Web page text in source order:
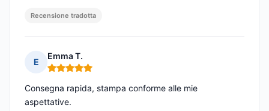
Recensione tradotta
E
Emma T.
Nota: 5 su 5
Consegna rapida, stampa conforme alle mie
aspettative.